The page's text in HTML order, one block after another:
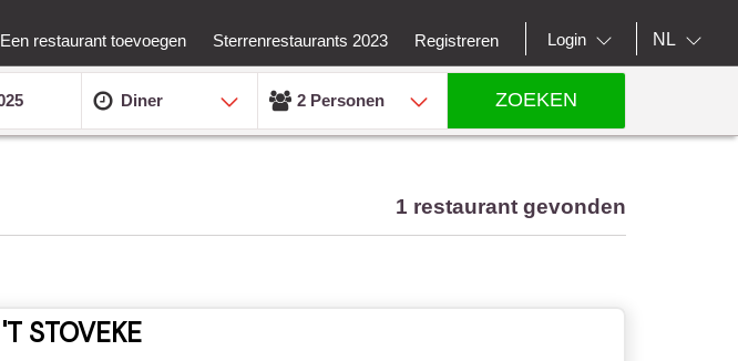
Een restaurant toevoegen Sterrenrestaurants 2023 Registreren Login NL
Diner 2 Personen ZOEKEN
1 restaurant gevonden
'T STOVEKE